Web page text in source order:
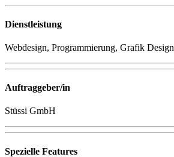
Dienstleistung
Webdesign, Programmierung, Grafik Design
Auftraggeber/in
Stüssi GmbH
Spezielle Features